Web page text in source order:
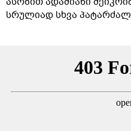
სრულიად სხვა